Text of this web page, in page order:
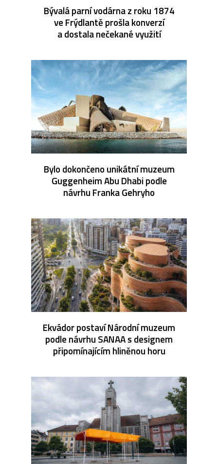
Bývalá parní vodárna z roku 1874
ve Frýdlantě prošla konverzí
a dostala nečekané využití
Bylo dokončeno unikátní muzeum
Guggenheim Abu Dhabi podle
návrhu Franka Gehryho
Ekvádor postaví Národní muzeum
podle návrhu SANAA s designem
připomínajícím hliněnou horu